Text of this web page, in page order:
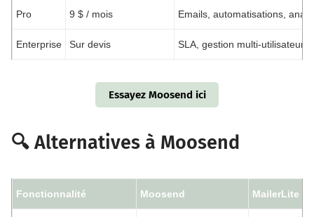
Pro 9 $ / mois Emails, automatisations,
Enterprise Sur devis SLA, gestion multi-
Essayez Moosend ici
🔍 Alternatives à Moosend
Fonctionnalité Moosend MailerLite